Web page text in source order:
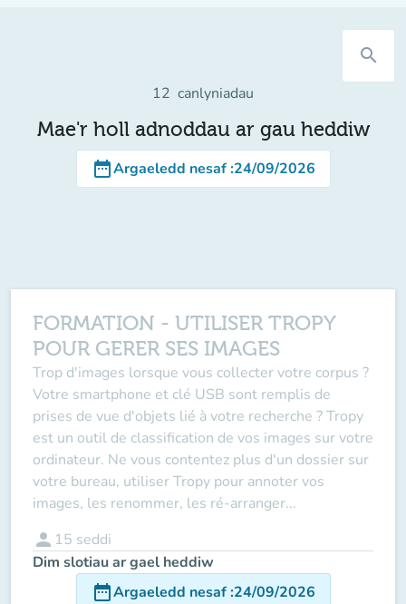
search
12 canlyniadau
Mae'r holl adnoddau ar gau heddiw
date_rangeArgaeledd nesaf:24/09/2026
FORMATION - UTILISER TROPY
POUR GERER SES IMAGES
Trop d'images lorsque vous collecter votre corpus ?
Votre smartphone et clé USB sont remplis de
prises de vue d'objets lié à votre recherche ? Tropy
est un outil de classification de vos images sur votre
ordinateur. Ne vous contentez plus d'un dossier sur
votre bureau, utiliser Tropy pour annoter vos
images, les renommer, les ré-arranger...
person 15 seddi
Dim slotiau ar gael heddiw
date_rangeArgaeledd nesaf:24/09/2026